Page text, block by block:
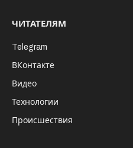
ЧИТАТЕЛЯМ
Telegram
ВКонтакте
Видео
Технологии
Происшествия